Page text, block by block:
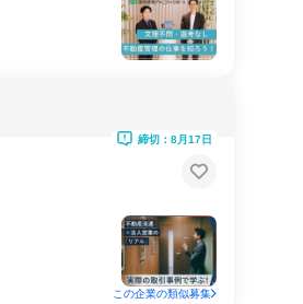
締切：8月17日
この企業の類似募集